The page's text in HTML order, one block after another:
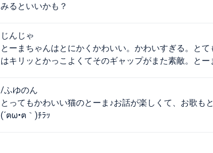
みるといいかも？
じんじゃ
とーまちゃんはとにかくかわいい。かわいすぎる。と
はキリッとかっこよくてそのギャップがまた素敵。とー
/ふゆのん
とってもかわいい猫のとーま♪お話が楽しくて、お歌も
(´ฅω•ฅ｀)ﾁﾗｯ